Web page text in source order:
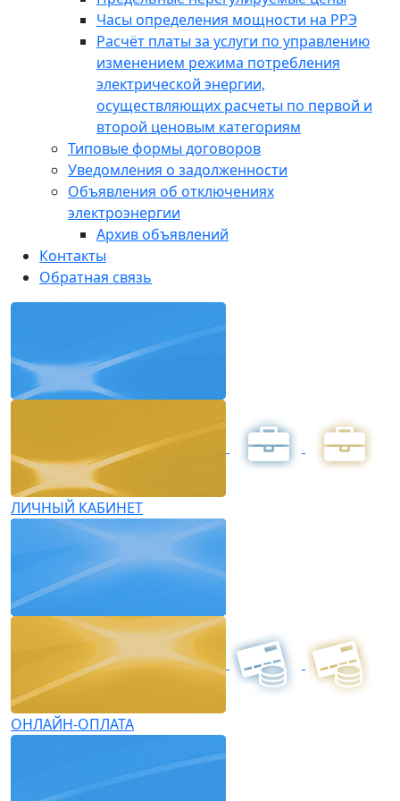
Часы определения мощности на РРЭ
Расчёт платы за услуги по управлению
изменением режима потребления
электрической энергии,
осуществляющих расчеты по первой и
второй ценовым категориям
Типовые формы договоров
Уведомления о задолженности
Объявления об отключениях
электроэнергии
Архив объявлений
Контакты
Обратная связь
ЛИЧНЫЙ КАБИНЕТ
ОНЛАЙН-ОПЛАТА